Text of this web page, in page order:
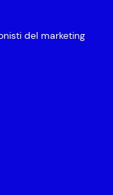
del marketing